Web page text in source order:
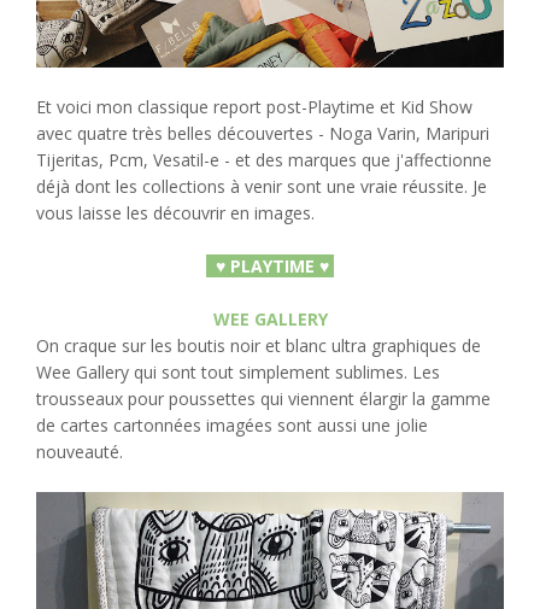
Et voici mon classique report post-Playtime et Kid Show
avec quatre très belles découvertes - Noga Varin, Maripuri
Tijeritas, Pcm, Vesatil-e - et des marques que j'affectionne
déjà dont les collections à venir sont une vraie réussite. Je
vous laisse les découvrir en images.
♥ PLAYTIME ♥
WEE GALLERY
On craque sur les boutis noir et blanc ultra graphiques de
Wee Gallery qui sont tout simplement sublimes. Les
trousseaux pour poussettes qui viennent élargir la gamme
de cartes cartonnées imagées sont aussi une jolie
nouveauté.